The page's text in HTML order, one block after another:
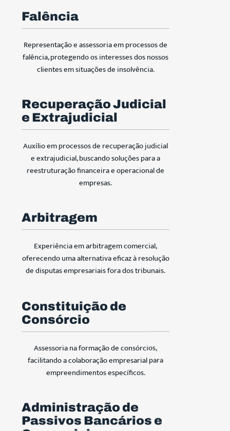
Falência
Representação e assessoria em processos de
falência, protegendo os interesses dos nossos
clientes em situações de insolvência.
Recuperação Judicial
e Extrajudicial
Auxílio em processos de recuperação judicial
e extrajudicial, buscando soluções para a
reestruturação financeira e operacional de
empresas.
Arbitragem
Experiência em arbitragem comercial,
oferecendo uma alternativa eficaz à resolução
de disputas empresariais fora dos tribunais.
Constituição de
Consórcio
Assessoria na formação de consórcios,
facilitando a colaboração empresarial para
empreendimentos específicos.
Administração de
Passivos Bancários e